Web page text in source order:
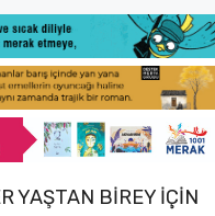
YAŞTAN BIREY IÇIN